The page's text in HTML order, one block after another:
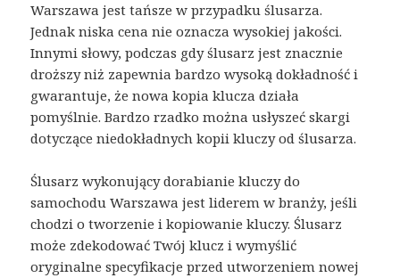
Warszawa jest tańsze w przypadku ślusarza.
Jednak niska cena nie oznacza wysokiej jakości.
Innymi słowy, podczas gdy ślusarz jest znacznie
droższy niż zapewnia bardzo wysoką dokładność i
gwarantuje, że nowa kopia klucza działa
pomyślnie. Bardzo rzadko można usłyszeć skargi
dotyczące niedokładnych kopii kluczy od ślusarza.
Ślusarz wykonujący dorabianie kluczy do
samochodu Warszawa jest liderem w branży, jeśli
chodzi o tworzenie i kopiowanie kluczy. Ślusarz
może zdekodować Twój klucz i wymyślić
oryginalne specyfikacje przed utworzeniem nowej